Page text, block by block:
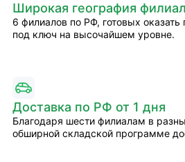
Широкая география
6 филиалов по РФ, готовых
под ключ на высочайшем уровне.
Доставка по РФ от 1 дня
Благодаря шести филиалам в
обширной складской программе